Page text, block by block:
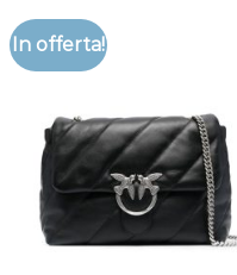
In offerta!